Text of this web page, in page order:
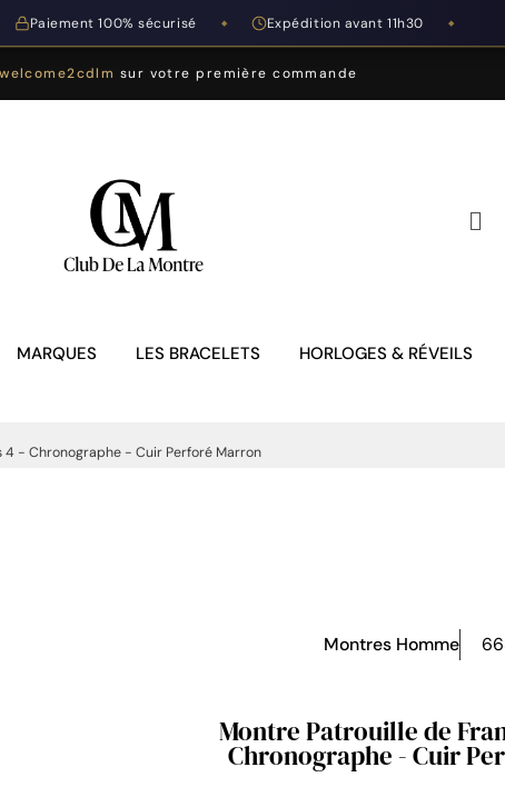
Paiement 100% sécurisé ◆ Expédition avant 11h30 ◆
welcome2cdlm sur votre première commande
MARQUES LES BRACELETS HORLOGES & RÉVEILS
4 - Chronographe - Cuir Perforé Marron
Montres Homme
Montre Patrouille de
Chronographe - Cuir